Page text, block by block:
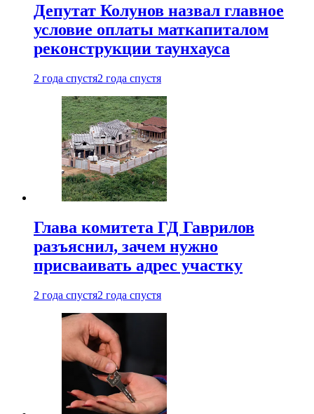
Депутат Колунов назвал главное
условие оплаты маткапиталом
реконструкции таунхауса
2 года спустя2 года спустя
Глава комитета ГД Гаврилов
разъяснил, зачем нужно
присваивать адрес участку
2 года спустя2 года спустя